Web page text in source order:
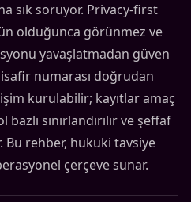
sık soruyor. Privacy-first
olduğunca görünmez ve
yavaşlatmadan güven
numarası doğrudan
kurulabilir; kayıtlar amaç
sınırlandırılır ve şeffaf
Bu rehber, hukuki tavsiye
çerçeve sunar.